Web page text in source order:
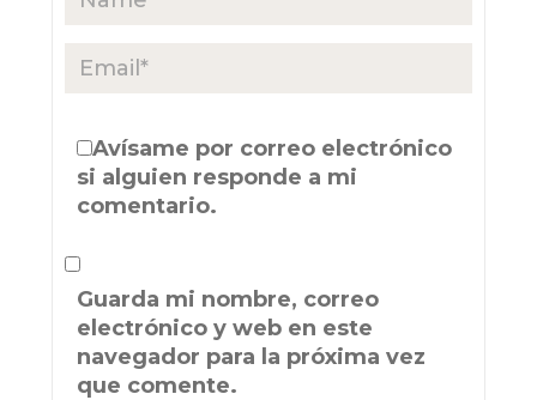
Avísame por correo electrónico
si alguien responde a mi
comentario.
Guarda mi nombre, correo
electrónico y web en este
navegador para la próxima vez
que comente.